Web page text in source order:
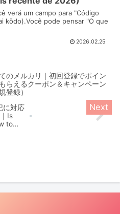
verá um campo para "Código
kōdo).Você pode pensar "O que
2026.02.25
のメルカリ｜初回登録でポイン
らえるクーポン＆キャンペーン
登録）
に対応
Is
to